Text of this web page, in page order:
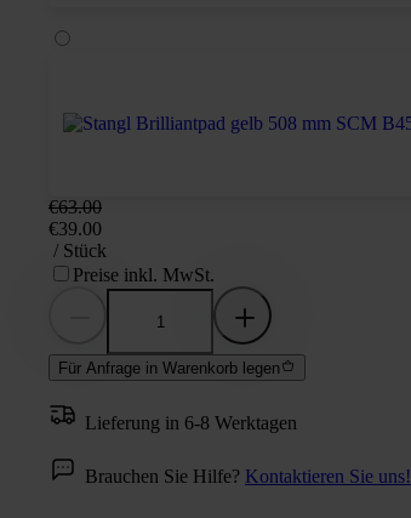
€63.00
€39.00
/ Stück
Preise inkl. MwSt.
Für Anfrage in Warenkorb legen
Lieferung in 6-8 Werktagen
Brauchen Sie Hilfe? Kontaktieren Sie uns!